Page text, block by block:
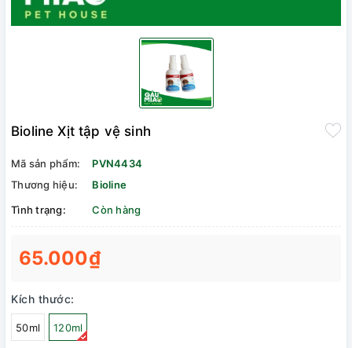
Bioline Xịt tập vệ sinh
Mã sản phẩm:
PVN4434
Thương hiệu:
Bioline
Tình trạng:
Còn hàng
65.000₫
Kích thước:
50ml 120ml